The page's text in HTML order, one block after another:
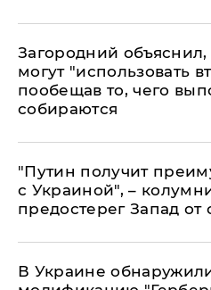
Загородний
могут "использовать
пообещав то, чего
собираются
"Путин получит
с Украиной", –
предостерег Запад
В Украине